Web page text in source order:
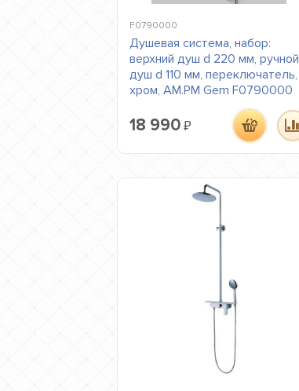
F0790000
Душевая система, набор:
верхний душ d 220 мм, ручной
душ d 110 мм, переключатель,
хром, AM.PM Gem F0790000
18 990₽